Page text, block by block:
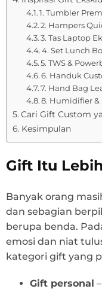
1. Tumbler
2. Hampers
3. Tas Laptop
4. Set Lunch
5. TWS &
6. Handuk
7. Hand Bag
8. Humidifier &
Cari Gift Custom
Kesimpulan
Gift Itu
Banyak orang
dan sebagian
berupa benda.
emosi dan niat
kategori gift yang
Gift personal